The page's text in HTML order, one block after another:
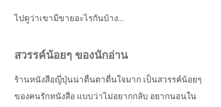
ไปดูว่าเขามีขายอะไรกันบ้าง...
สวรรค์น้อยๆ ของนักอ่าน
ร้านหนังสือญี่ปุ่นน่าตื่นตาตื่นใจมาก เป็นสวรรค์น้อยๆ
ของคนรักหนังสือ แบบว่าไม่อยากกลับ อยากนอนใน